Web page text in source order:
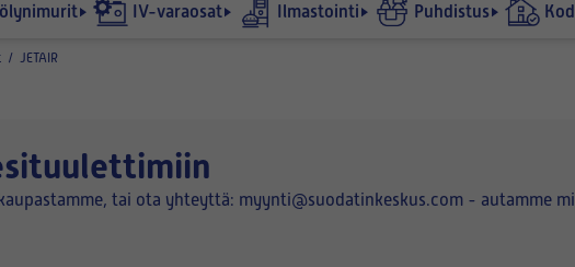
IV-varaosat Ilmastointi Puhdistus
/ JETAIR
tai ota yhteyttä: myynti@suodatinkeskus.com - autamme